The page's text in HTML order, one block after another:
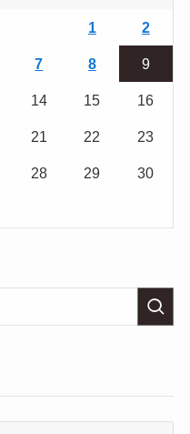
1 2
7 8 9
14 15 16
21 22 23
28 29 30